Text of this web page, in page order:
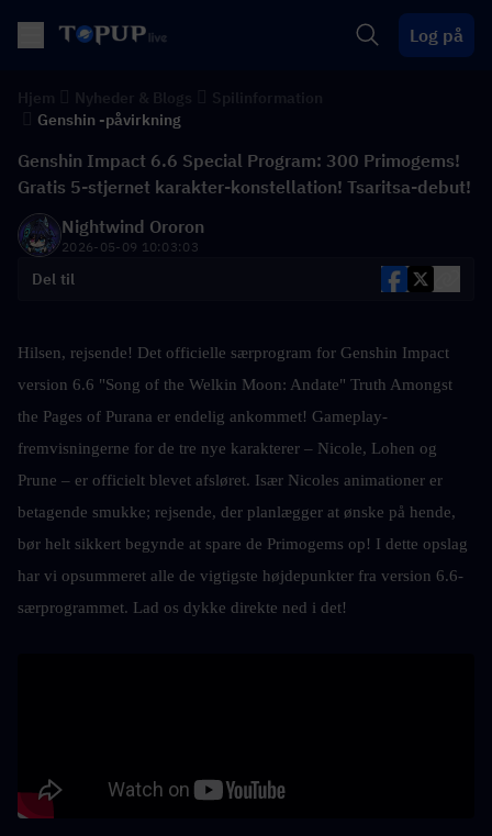
Log på
Genshin -påvirkning
Genshin Impact 6.6 Special Program: 300 Primogems!
Gratis 5-stjernet karakter-konstellation! Tsaritsa-debut!
Nightwind Ororon
2026-05-09 10:03:03
Del til
Hilsen, rejsende! Det officielle særprogram for Genshin Impact
version 6.6 "Song of the Welkin Moon: Andate" Truth Amongst
the Pages of Purana er endelig ankommet! Gameplay-
fremvisningerne for de tre nye karakterer – Nicole, Lohen og
Prune – er officielt blevet afsløret. Især Nicoles animationer er
betagende smukke; rejsende, der planlægger at ønske på hende,
bør helt sikkert begynde at spare de Primogems op! I dette opslag
har vi opsummeret alle de vigtigste højdepunkter fra version 6.6-
særprogrammet. Lad os dykke direkte ned i det!